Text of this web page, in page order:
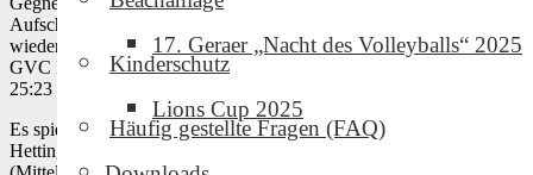
17. Geraer „Nacht des Volleyballs“ 2025
Lions Cup 2025
Kinderschutz
Häufig gestellte Fragen (FAQ)
Aufschlagserie von Mittelblocker Alex Seime brachte den GVC II
wieder auf die Siegerstraße. Nach dieser Serie ließen die Jungs des
GVC II nichts mehr anbrennen und entschieden den letzten Satz mit
25:23 und somit das Spiel 3:1 für sich.
Es spielten Clemens Pagel (Kapitän/Außen-Annahme), Martin
Hettinger (Zuspiel), Max Buchner (Außen-Annahme), Ralph Hölzel